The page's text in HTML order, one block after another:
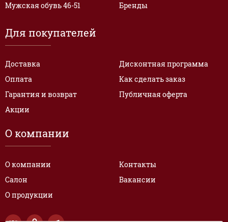
Мужская обувь 46-51
Бренды
Для покупателей
Доставка
Оплата
Гарантия и возврат
Акции
Дисконтная программа
Как сделать заказ
Публичная оферта
О компании
О компании
Салон
О продукции
Контакты
Вакансии